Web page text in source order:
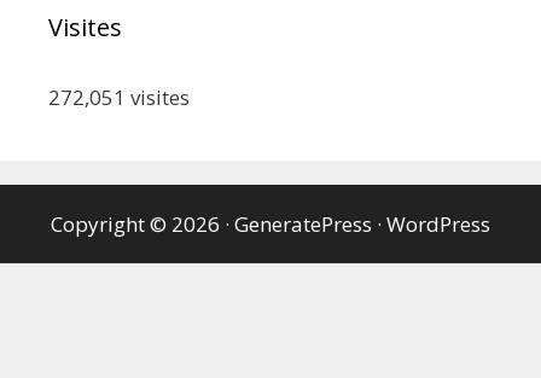
Visites
272,051 visites
Copyright © 2026 · GeneratePress · WordPress